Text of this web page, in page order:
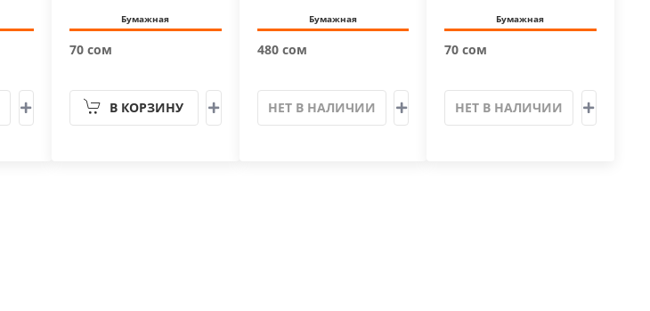
Бумажная
70 сом
В КОРЗИНУ
Бумажная
480 сом
НЕТ В НАЛИЧИИ
Бумажная
70 сом
НЕТ В НАЛИЧИИ